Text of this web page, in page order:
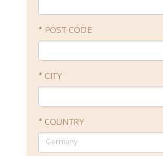
* POST CODE
* CITY
* COUNTRY